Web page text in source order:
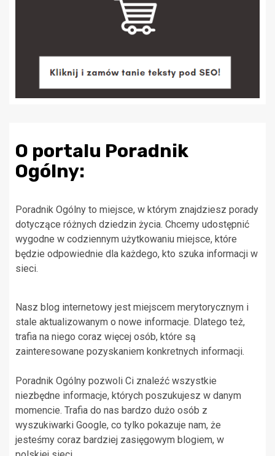
O portalu Poradnik
Ogólny:
Poradnik Ogólny to miejsce, w którym znajdziesz porady
dotyczące różnych dziedzin życia. Chcemy udostępnić
wygodne w codziennym użytkowaniu miejsce, które
będzie odpowiednie dla każdego, kto szuka informacji w
sieci.
Nasz blog internetowy jest miejscem merytorycznym i
stale aktualizowanym o nowe informacje. Dlatego też,
trafia na niego coraz więcej osób, które są
zainteresowane pozyskaniem konkretnych informacji.
Poradnik Ogólny pozwoli Ci znaleźć wszystkie
niezbędne informacje, których poszukujesz w danym
momencie. Trafia do nas bardzo dużo osób z
wyszukiwarki Google, co tylko pokazuje nam, że
jesteśmy coraz bardziej zasięgowym blogiem, w